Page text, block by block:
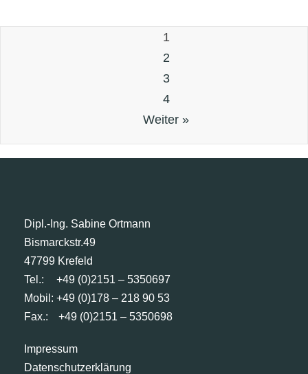
1
2
3
4
Weiter »
Dipl.-Ing. Sabine Ortmann
Bismarckstr.49
47799 Krefeld
Tel.:
+49 (0)2151 – 5350697
Mobil: +49 (0)178 – 218 90 53
Fax.:
+49 (0)2151 – 5350698
Impressum
Datenschutzerklärung